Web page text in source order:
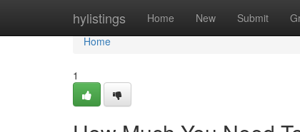
hylistings Home New Submit
Home
Home
1